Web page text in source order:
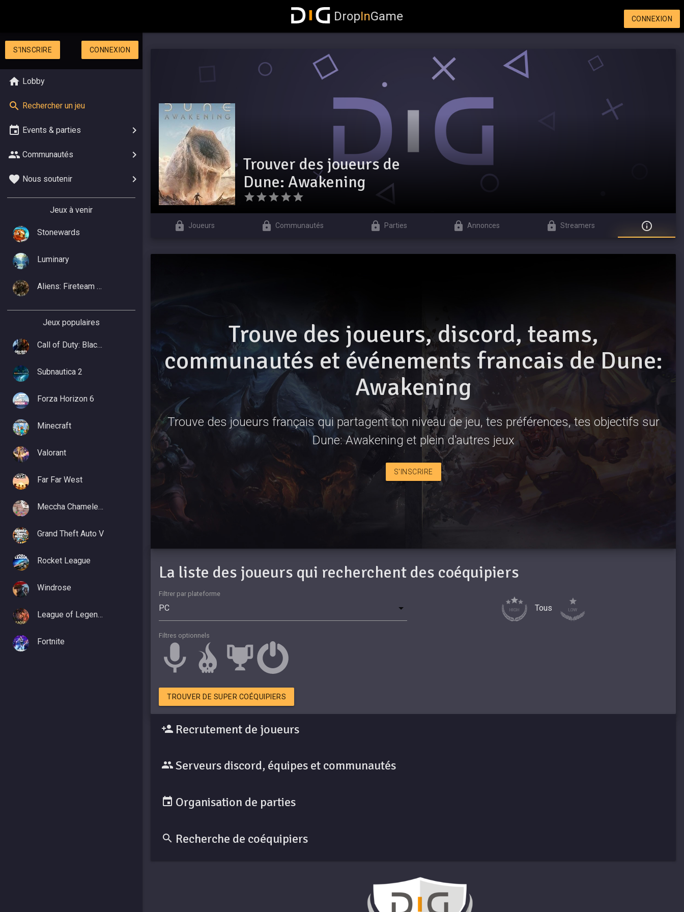
DropInGame CONNEXION
S'INSCRIRE CONNEXION
Lobby
Rechercher un jeu
Events & parties
Communautés
Nous soutenir
Jeux à venir
Stonewards
Luminary
Aliens: Fireteam Elite 2
Jeux populaires
Call of Duty: Black Ops 7
Subnautica 2
Forza Horizon 6
Minecraft
Valorant
Far Far West
Meccha Chameleon
Grand Theft Auto V
Rocket League
Windrose
League of Legends
Fortnite
Trouver des joueurs de
Dune: Awakening
Joueurs Communautés Parties Annonces Streamers
Trouve des joueurs, discord, teams,
communautés et événements francais de Dune:
Awakening
Trouve des joueurs français qui partagent ton niveau de jeu, tes préférences, tes objectifs sur
Dune: Awakening et plein d'autres jeux
S'INSCRIRE
La liste des joueurs qui recherchent des coéquipiers
Filtrer par plateforme
Filtres optionnels
Tous
TROUVER DE SUPER COÉQUIPIERS
Recrutement de joueurs
Serveurs discord, équipes et communautés
Organisation de parties
Recherche de coéquipiers